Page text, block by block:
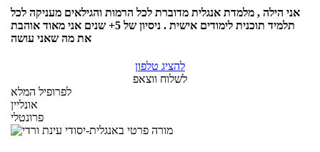
אני הילה , מלמדת אנגלית מדוברת לכל הרמות והגילאים מעניקה לכל
תלמיד תוכנית לימודים אישית . ניסיון של 5+ שנים אני מאוד אוהבת
את מה שאני עושה
להציג טלפון
לשלוח ווצאפ
לפרופיל המלא
אונליין
פרונטלי